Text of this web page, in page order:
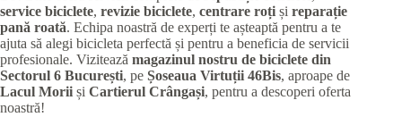
service biciclete, revizie biciclete, centrare roți și reparație
pană roată. Echipa noastră de experți te așteaptă pentru a te
ajuta să alegi bicicleta perfectă și pentru a beneficia de servicii
profesionale. Vizitează magazinul nostru de biciclete din
Sectorul 6 București, pe Șoseaua Virtuții 46Bis, aproape de
Lacul Morii și Cartierul Crângași, pentru a descoperi oferta
noastră!